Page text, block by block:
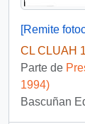
[Remite
CL CLUAH
Parte de
1994)
Bascuñan